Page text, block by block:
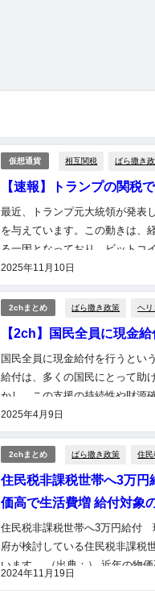
仮想通貨 相互関税 ばら撒き
【速報】トランプの関税
2025年11月10日
最近、トランプ元大統領が発表
を与えています。この動きは、
る一因となっており、ビットコ
タイミングについて議論が交わ
2chまとめ ばら撒き政策 ヘリ
【2ch】国民全員に現金
2025年4月9日
国民全員に現金給付を行うとい
給付は、多くの国民にとって助
かし、この支援の持続性や財源
民全員に現金給付を検討、4万
2chまとめ ばら撒き政策 住民
住民税非課税世帯へ3万
価高で生活費増 給付対象
2024年11月19日
住民税非課税世帯へ3万円給付
府が検討している住民税非課税
います。 （出典：） 近年の物
課税世帯への3万円給付のニュ